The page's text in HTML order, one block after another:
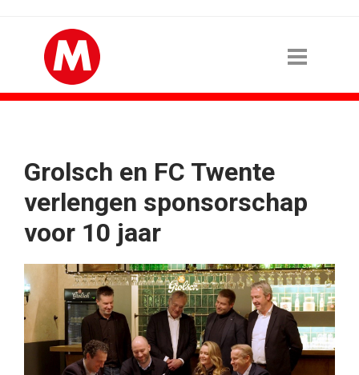
Grolsch en FC Twente
verlengen sponsorschap
voor 10 jaar